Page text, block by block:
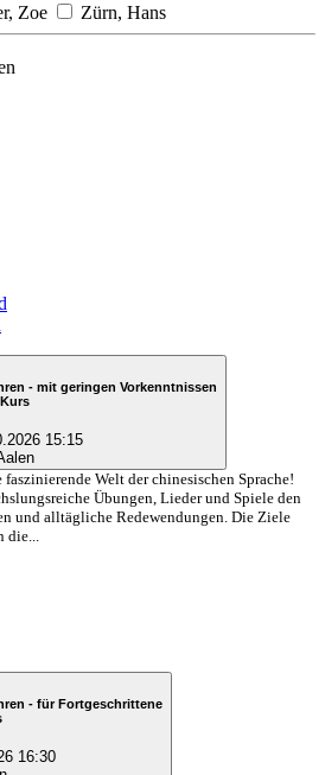
Zoe Zürn, Hans
- mit geringen Vorkenntnissen
Kurs
15:15
Welt der chinesischen Sprache!
Übungen, Lieder und Spiele den
und alltägliche Redewendungen. Die Ziele
Kinder ab 6 Jahren - für Fortgeschrittene
16:30